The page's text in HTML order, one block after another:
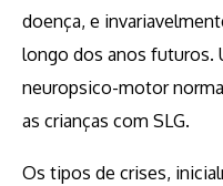
doença, e
longo dos anos futuros.
neuropsico-motor
as crianças com SLG.
Os tipos de crises,